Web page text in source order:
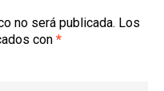
no será publicada. Los
con *